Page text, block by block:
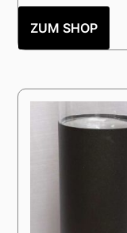
ZUM SHOP